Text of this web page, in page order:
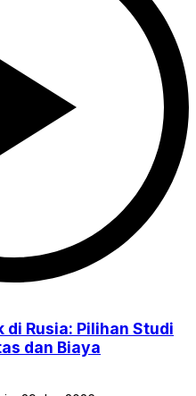
Rusia: Pilihan Studi
dan Biaya